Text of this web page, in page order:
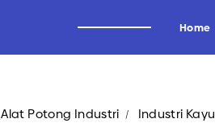
Home
Alat Potong Industri Industri Kayu